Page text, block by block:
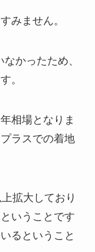
みません。
かったため、
。
相場となりま
ラスでの着地
拡大しており
いうことです
るということ